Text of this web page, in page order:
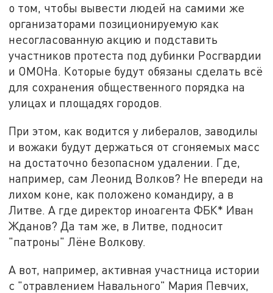
о том, чтобы вывести людей на самими же
организаторами позиционируемую как
несогласованную акцию и подставить
участников протеста под дубинки Росгвардии
и ОМОНа. Которые будут обязаны сделать всё
для сохранения общественного порядка на
улицах и площадях городов.
При этом, как водится у либералов, заводилы
и вожаки будут держаться от сгоняемых масс
на достаточно безопасном удалении. Где,
например, сам Леонид Волков? Не впереди на
лихом коне, как положено командиру, а в
Литве. А где директор иноагента ФБК* Иван
Жданов? Да там же, в Литве, подносит
"патроны" Лёне Волкову.
А вот, например, активная участница истории
с "отравлением Навального" Мария Певчих,